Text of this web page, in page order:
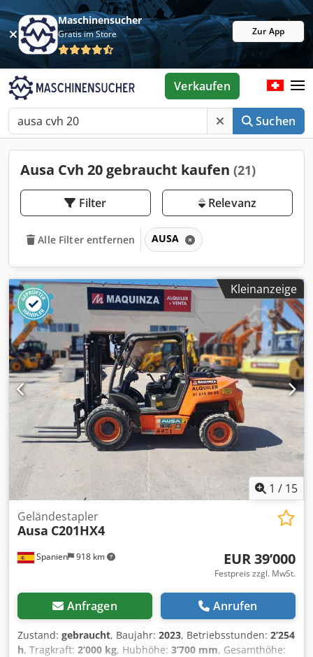
Maschinensucher
Gratis im Store Zur App
Suchen
Verkaufen
Ausa Cvh 20 gebraucht kaufen (21)
Filter Relevanz
Alle Filter entfernen AUSA
Kleinanzeige
1 / 15
Spanien 918 km
Geländestapler
Ausa C201HX4
EUR 39’000
Festpreis zzgl. MwSt.
Anfragen Anrufen
Zustand: gebraucht, Baujahr: 2023, Betriebsstunden: 2’254
h, Tragkraft: 2’000 kg, Hubhöhe: 3’700 mm, Gesamthöhe: